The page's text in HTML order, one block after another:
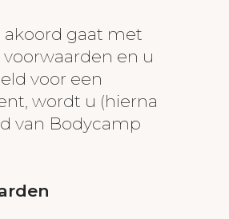
akoord gaat met
en u
voor een
wordt u (hierna
van Bodycamp